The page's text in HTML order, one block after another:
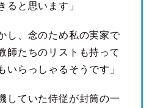
ると思います」
し、念のため私の実家で
師たちのリストも持って
いらっしゃるそうです」
していた侍従が封筒の一